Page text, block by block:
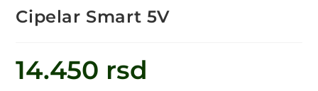
Cipelar Smart 5V
14.450 rsd